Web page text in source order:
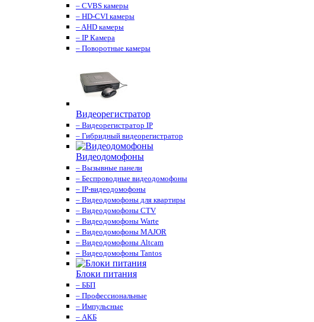
– CVBS камеры
– HD-CVI камеры
– AHD камеры
– IP Камера
– Поворотные камеры
Видеорегистратор
– Видеорегистратор IP
– Гибридный видеорегистратор
Видеодомофоны
– Вызывные панели
– Беспроводные видеодомофоны
– IP-видеодомофоны
– Видеодомофоны для квартиры
– Видеодомофоны CTV
– Видеодомофоны Warte
– Видеодомофоны MAJOR
– Видеодомофоны Altcam
– Видеодомофоны Tantos
Блоки питания
– ББП
– Профессиональные
– Импульсные
– АКБ